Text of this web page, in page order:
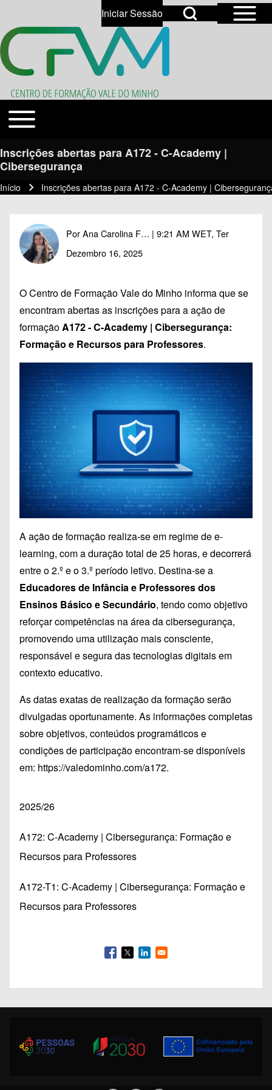
Close search
Search
Open Sidebar
Open Search Block
User account menu
Iniciar SessãoOpen login dialog
Temas
Toggle main menu
Inscrições abertas para A172 - C-Academy |
Cibersegurança
Navegação estrutural
Início Inscrições abertas para A172 - C-Academy |
PorAna Carolina F… | 9:21 AM WET, Ter
Dezembro 16, 2025
O Centro de Formação Vale do Minho informa que se
encontram abertas as inscrições para a ação de
formação A172 - C-Academy | Cibersegurança:
Formação e Recursos para Professores.
A ação de formação realiza-se em regime de e-
learning, com a duração total de 25 horas, e decorrerá
entre o 2.º e o 3.º período letivo. Destina-se a
Educadores de Infância e Professores dos
Ensinos Básico e Secundário, tendo como objetivo
reforçar competências na área da cibersegurança,
promovendo uma utilização mais consciente,
responsável e segura das tecnologias digitais em
contexto educativo.
As datas exatas de realização da formação serão
divulgadas oportunamente. As informações completas
sobre objetivos, conteúdos programáticos e
condições de participação encontram-se disponíveis
em: https://valedominho.com/a172.
2025/26
A172: C-Academy | Cibersegurança: Formação e
Recursos para Professores
A172-T1: C-Academy | Cibersegurança: Formação e
Recursos para Professores